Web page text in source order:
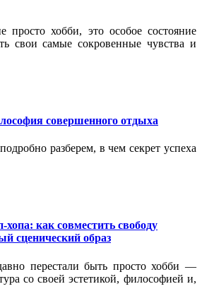
хобби, это особое состояние
свои самые сокровенные чувства и
совершенного отдыха
разберем, в чем секрет успеха
как совместить свободу
сценический образ
перестали быть просто хобби —
со своей эстетикой, философией и,